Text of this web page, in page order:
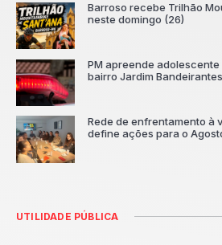
Barroso recebe Trilhão
neste domingo (26)
PM apreende
bairro Jardim
Rede de enfrentamento à
define ações para o
UTILIDADE PÚBLICA